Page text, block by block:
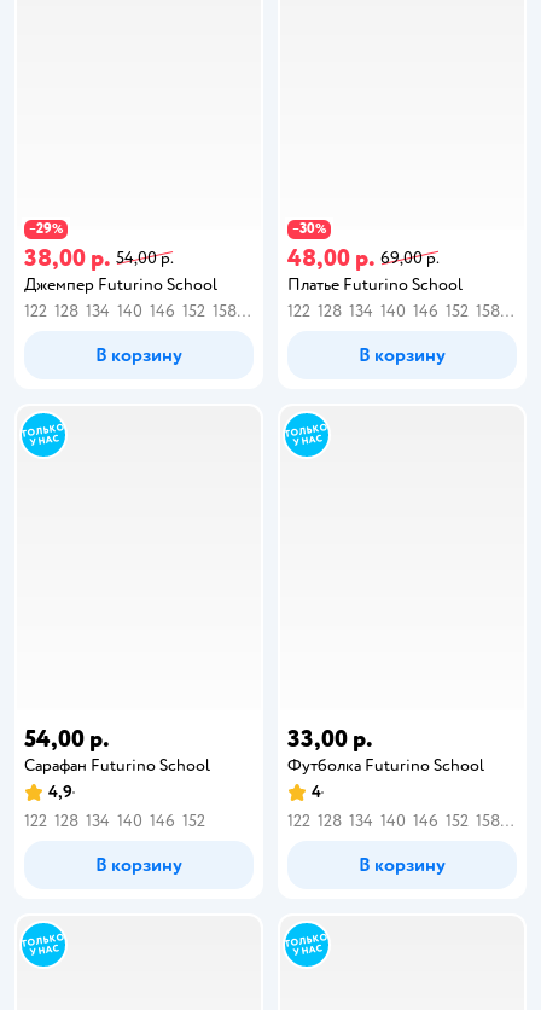
−29%
38,00 р. 54,00 р.
Джемпер Futurino School
122 128 134 140 146 152 158 164
В корзину
−30%
48,00 р. 69,00 р.
Платье Futurino School
122 128 134 140 146 152 158 164
В корзину
54,00 р.
Сарафан Futurino School
4,9
122 128 134 140 146 152
В корзину
33,00 р.
Футболка Futurino School
4
122 128 134 140 146 152 158 164
В корзину